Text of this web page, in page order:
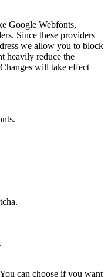
Google Webfonts,
Since these providers
we allow you to block
heavily reduce the
will take effect
can choose if you want